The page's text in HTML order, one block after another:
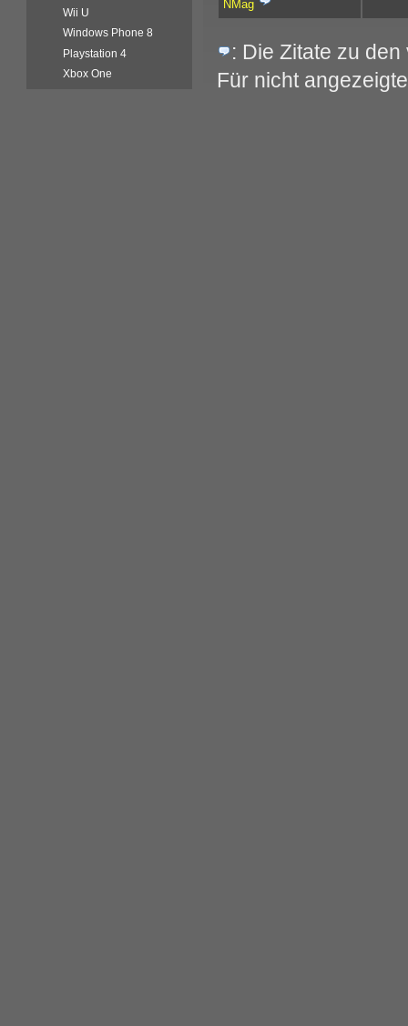
NMag
: Die Zitate zu
Für nicht
Wii U
Windows Phone 8
Playstation 4
Xbox One